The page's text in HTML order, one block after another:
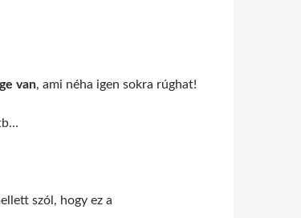
van, ami néha igen sokra rúghat!
szól, hogy ez a